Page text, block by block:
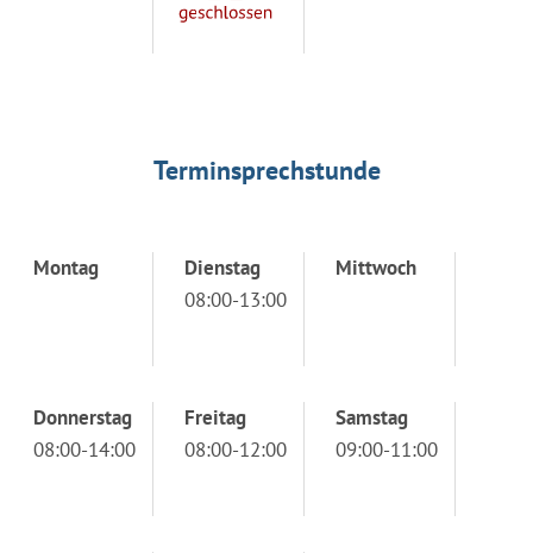
Terminsprechstunde
Montag
Dienstag
08:00-13:00
Mittwoch
Donnerstag
08:00-14:00
Freitag
08:00-12:00
Samstag
09:00-11:00